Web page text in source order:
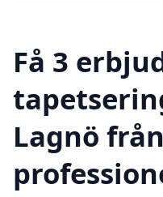
Få 3
Lagnö från